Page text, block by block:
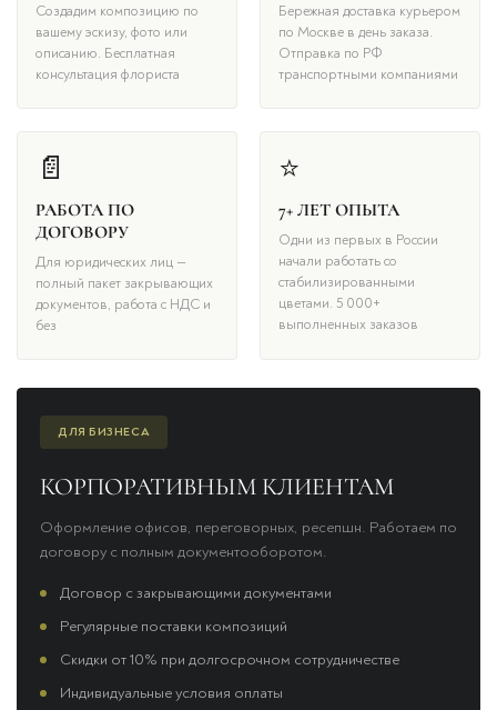
Создадим композицию по
вашему эскизу, фото или
описанию. Бесплатная
консультация флориста
Бережная доставка курьером
по Москве в день заказа.
Отправка по РФ
транспортными компаниями
📄
РАБОТА ПО
ДОГОВОРУ
Для юридических лиц —
полный пакет закрывающих
документов, работа с НДС и
без
⭐
7+ ЛЕТ ОПЫТА
Одни из первых в России
начали работать со
стабилизированными
цветами. 5 000+
выполненных заказов
ДЛЯ БИЗНЕСА
КОРПОРАТИВНЫМ КЛИЕНТАМ
Оформление офисов, переговорных, ресепшн. Работаем по
договору с полным документооборотом.
Договор с закрывающими документами
Регулярные поставки композиций
Скидки от 10% при долгосрочном сотрудничестве
Индивидуальные условия оплаты